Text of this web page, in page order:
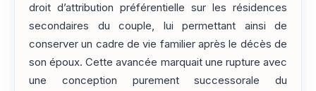
droit d’attribution préférentielle sur les résidences
secondaires du couple, lui permettant ainsi de
conserver un cadre de vie familier après le décès de
son époux. Cette avancée marquait une rupture avec
une conception purement successorale du